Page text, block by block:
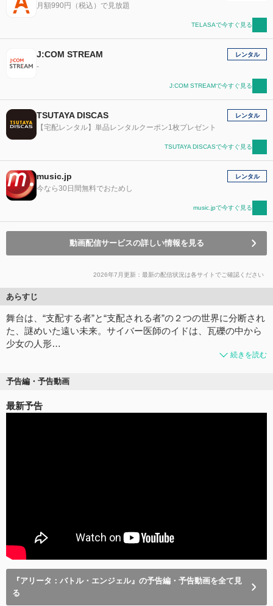
月額990円（税込）で見放題
TELASAで今すぐ見る
J:COM STREAM
-
レンタル
J:COM STREAMで今すぐ見る
TSUTAYA DISCAS
【宅配レンタル】単品レンタルクーポン1枚プレゼント
レンタル
TSUTAYA DISCASで今すぐ見る
music.jp
今なら30日間無料でおためし
レンタル
music.jpで今すぐ見る
動画配信サービスの詳しい情報を見る
2026年7月更新：最新の配信状況は各サイトでご確認ください
あらすじ
舞台は、“支配する者”と“支配される者”の２つの世界に分断され
た、謎めいた遠い未来。サイバー医師のイドは、瓦礫の中から
少女の人形…
続きを読む
予告編・予告動画
最新予告
『アリータ：バトル・エンジェル』の予告編・予告動画を全て見
る